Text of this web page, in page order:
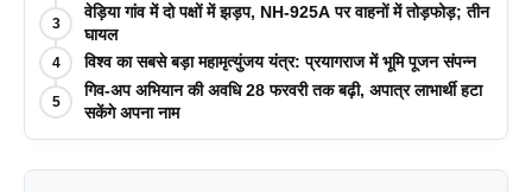
पत्रिकाओं में प्रकाशन रणनीतियों पर एक दिवसीय कार्यशाला का
आयोजन किया
3
वेड़िया गांव में दो पक्षों में झड़प, NH-925A पर वाहनों में तोड़फोड़; तीन
घायल
4 विश्व का सबसे बड़ा महामृत्युंजय यंत्र: प्रयागराज में भूमि पूजन संपन्न
5
गिव-अप अभियान की अवधि 28 फरवरी तक बढ़ी, अपात्र लाभार्थी हटा
सकेंगे अपना नाम